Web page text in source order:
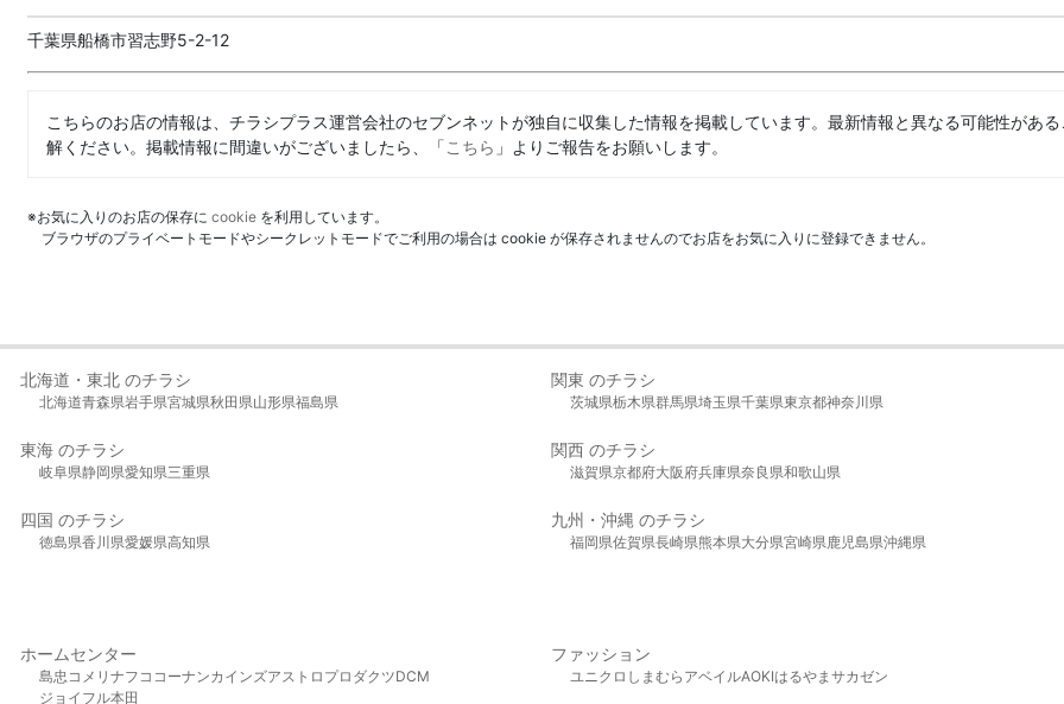
千葉県船橋市習志野5-2-12
こちらのお店の情報は、チラシプラス運営会社のセブンネットが独自に収集した情報を掲載しています。最新情報と異なる可能性があ
解ください。掲載情報に間違いがございましたら、「こちら 」よりご報告をお願いします。
※お気に入りのお店の保存に cookie を利用しています。
ブラウザのプライベートモードやシークレットモードでご利用の場合は cookie が保存されませんのでお店をお気に入りに登録できません。
北海道・東北 のチラシ
北海道青森県岩手県宮城県秋田県山形県福島県
関東 のチラシ
茨城県栃木県群馬県埼玉県千葉県東京都神奈川県
東海 のチラシ
岐阜県静岡県愛知県三重県
関西 のチラシ
滋賀県京都府大阪府兵庫県奈良県和歌山県
四国 のチラシ
徳島県香川県愛媛県高知県
九州・沖縄 のチラシ
福岡県佐賀県長崎県熊本県大分県宮崎県鹿児島県沖縄県
ホームセンター
島忠 コメリ ナフコ コーナンカインズアストロプロダクツDCM
ジョイフル本田
ファッション
ユニクロ しまむら アベイルAOKIはるやま サカゼン